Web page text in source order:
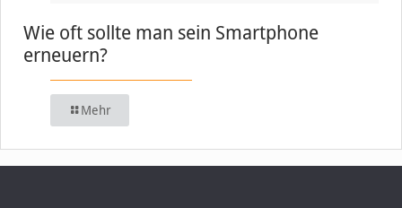
Wie oft sollte man sein Smartphone
erneuern?
Mehr